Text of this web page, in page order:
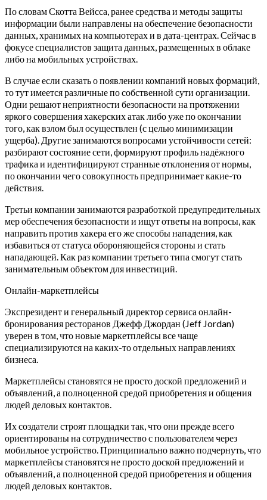
По словам Скотта Вейсса, ранее средства и методы защиты
информации были направлены на обеспечение безопасности
данных, хранимых на компьютерах и в дата-центрах. Сейчас в
фокусе специалистов защита данных, размещенных в облаке
либо на мобильных устройствах.
В случае если сказать о появлении компаний новых формаций,
то тут имеется различные по собственной сути организации.
Одни решают неприятности безопасности на протяжении
яркого совершения хакерских атак либо уже по окончании
того, как взлом был осуществлен (с целью минимизации
ущерба). Другие занимаются вопросами устойчивости сетей:
разбирают состояние сети, формируют профиль надёжного
трафика и идентифицируют странные отклонения от нормы,
по окончании чего совокупность предпринимает какие-то
действия.
Третьи компании занимаются разработкой предупредительных
мер обеспечения безопасности и ищут ответы на вопросы, как
направить против хакера его же способы нападения, как
избавиться от статуса обороняющейся стороны и стать
нападающей. Как раз компании третьего типа смогут стать
занимательным объектом для инвестиций.
Онлайн-маркетплейсы
Экспрезидент и генеральный директор сервиса онлайн-
бронирования ресторанов Джефф Джордан (Jeff Jordan)
уверен в том, что новые маркетплейсы все чаще
специализируются на каких-то отдельных направлениях
бизнеса.
Маркетплейсы становятся не просто доской предложений и
объявлений, а полноценной средой приобретения и общения
людей деловых контактов.
Их создатели строят площадки так, что они прежде всего
ориентированы на сотрудничество с пользователем через
мобильное устройство. Принципиально важно подчернуть, что
маркетплейсы становятся не просто доской предложений и
объявлений, а полноценной средой приобретения и общения
людей деловых контактов.